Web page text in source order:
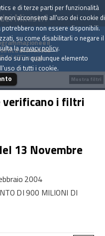
Ministri
e il
economica
dal 1967 a oggi
verificano i filtri
13 Novembre
2004
DI 900 MILIONI DI
Mostra filtri
e di terze parti per funzionalità
non acconsenti all'uso dei cookie di
non essere disponibili.
su come disabilitarli o negare il
laprivacy policy.
su un qualunque elemento
di tutti i cookie.